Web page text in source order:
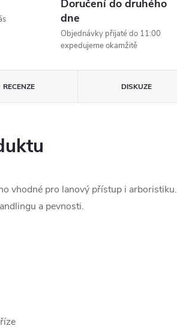
Doručení do druhého
dne
Objednávky přijaté do 11:00
expedujeme okamžitě
RECENZE DISKUZE
vhodné pro lanový přístup i arboristiku.
a pevnosti.